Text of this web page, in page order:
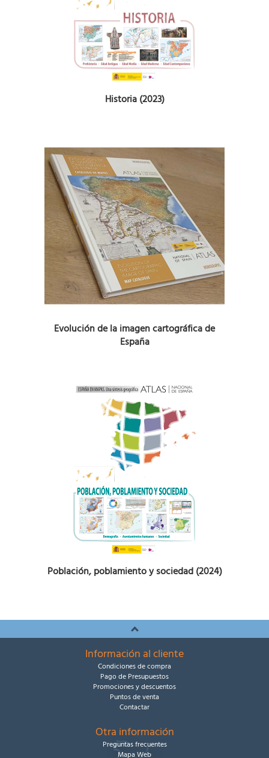
Historia (2023)
Evolución de la imagen cartográfica de
España
Población, poblamiento y sociedad (2024)
Información al cliente
Condiciones de compra
Pago de Presupuestos
Promociones y descuentos
Puntos de venta
Contactar
Otra información
Preguntas frecuentes
Mapa Web